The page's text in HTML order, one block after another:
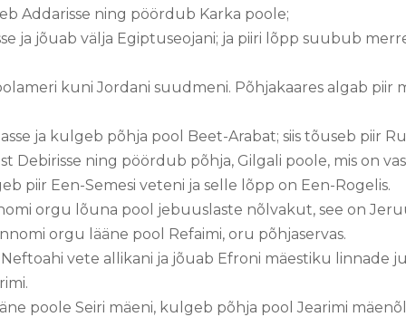
Addarisse ning pöördub Karka poole;
ja jõuab välja Egiptuseojani; ja piiri lõpp suubub
kuni Jordani suudmeni. Põhjakaares algab piir
ja kulgeb põhja pool Beet-Arabat; siis tõuseb piir
Debirisse ning pöördub põhja, Gilgali poole, mis on
piir Een-Semesi veteni ja selle lõpp on Een-Rogelis.
orgu lõuna pool jebuuslaste nõlvakut, see on
orgu lääne pool Refaimi, oru põhjaservas.
vete allikani ja jõuab Efroni mäestiku linnade
poole Seiri mäeni, kulgeb põhja pool Jearimi